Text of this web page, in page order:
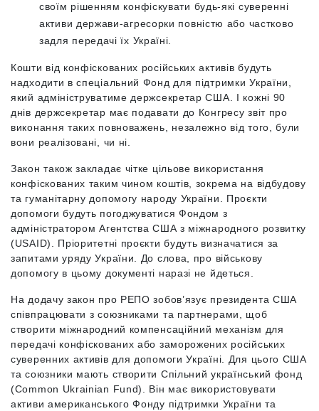
своїм рішенням конфіскувати будь-які суверенні
активи держави-агресорки повністю або частково
задля передачі їх Україні.
Кошти від конфіскованих російських активів будуть
надходити в спеціальний Фонд для підтримки України,
який адмініструватиме держсекретар США. І кожні 90
днів держсекретар має подавати до Конгресу звіт про
виконання таких повноважень, незалежно від того, були
вони реалізовані, чи ні.
Закон також закладає чітке цільове використання
конфіскованих таким чином коштів, зокрема на відбудову
та гуманітарну допомогу народу України. Проєкти
допомоги будуть погоджуватися Фондом з
адміністратором Агентства США з міжнародного розвитку
(USAID). Пріоритетні проєкти будуть визначатися за
запитами уряду України. До слова, про військову
допомогу в цьому документі наразі не йдеться.
На додачу закон про РЕПО зобов’язує президента США
співпрацювати з союзниками та партнерами, щоб
створити міжнародний компенсаційний механізм для
передачі конфіскованих або заморожених російських
суверенних активів для допомоги Україні. Для цього США
та союзники мають створити Спільний український фонд
(Common Ukrainian Fund). Він має використовувати
активи американського Фонду підтримки України та